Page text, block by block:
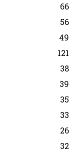
66
56
49
121
38
39
35
33
26
32